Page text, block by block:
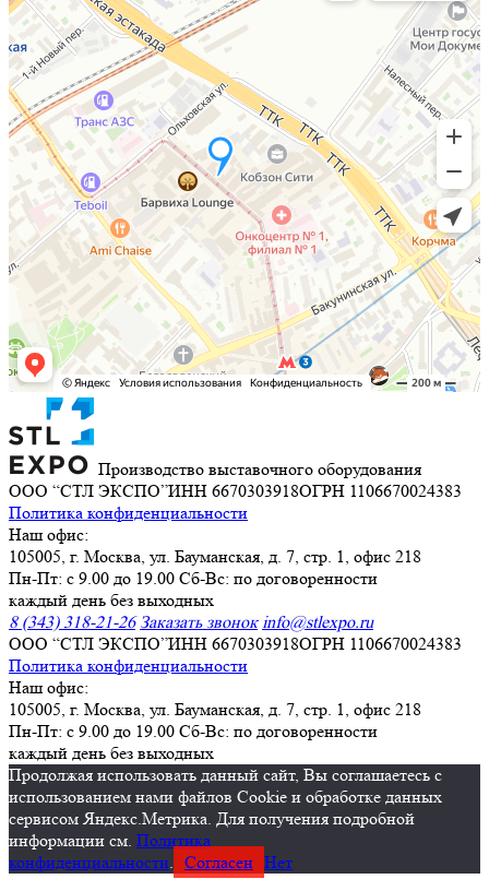
Производство выставочного оборудования
ООО “СТЛ ЭКСПО”ИНН 6670303918ОГРН 1106670024383
Политика конфиденциальности
Наш офис:
105005, г. Москва, ул. Бауманская, д. 7, стр. 1, офис 218
Пн-Пт: с 9.00 до 19.00 Сб-Вс: по договоренности
каждый день без выходных
8 (343) 318-21-26 Заказать звонок info@stlexpo.ru
ООО “СТЛ ЭКСПО”ИНН 6670303918ОГРН 1106670024383
Политика конфиденциальности
Наш офис:
105005, г. Москва, ул. Бауманская, д. 7, стр. 1, офис 218
Пн-Пт: с 9.00 до 19.00 Сб-Вс: по договоренности
каждый день без выходных
Продолжая использовать данный сайт, Вы соглашаетесь с
использованием нами файлов Cookie и обработке данных
сервисом Яндекс.Метрика. Для получения подробной
информации см. Политика
конфиденциальности. Согласен Нет